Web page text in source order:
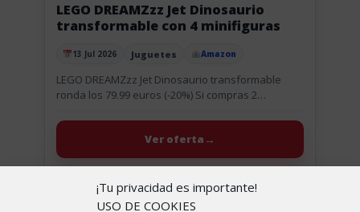
¡Tu privacidad es importante!
USO DE COOKIES
Publicado el
13 Jul 2026 Juguetes Amazon
LEGO DREAMZzz Jet Dinosaurio
transformable con 4 minifiguras
LEGO DREAMZzz Jet Dinosaurio transformable
ronda los 79.99 euros (-20%) Si compras 2
4,44 €, con un...
+ Leer más
Ver oferta